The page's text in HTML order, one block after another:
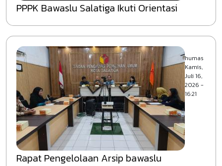
PPPK Bawaslu Salatiga Ikuti Orientasi
humas
Kamis,
Juli 16,
2026 -
16:21
Rapat Pengelolaan Arsip bawaslu